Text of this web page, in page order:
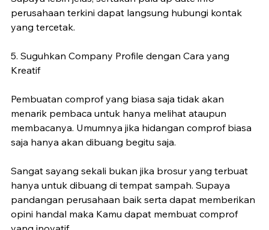
perusahaan terkini dapat langsung hubungi kontak
yang tercetak.
5. Suguhkan Company Profile dengan Cara yang
Kreatif
Pembuatan comprof yang biasa saja tidak akan
menarik pembaca untuk hanya melihat ataupun
membacanya. Umumnya jika hidangan comprof biasa
saja hanya akan dibuang begitu saja.
Sangat sayang sekali bukan jika brosur yang terbuat
hanya untuk dibuang di tempat sampah. Supaya
pandangan perusahaan baik serta dapat memberikan
opini handal maka Kamu dapat membuat comprof